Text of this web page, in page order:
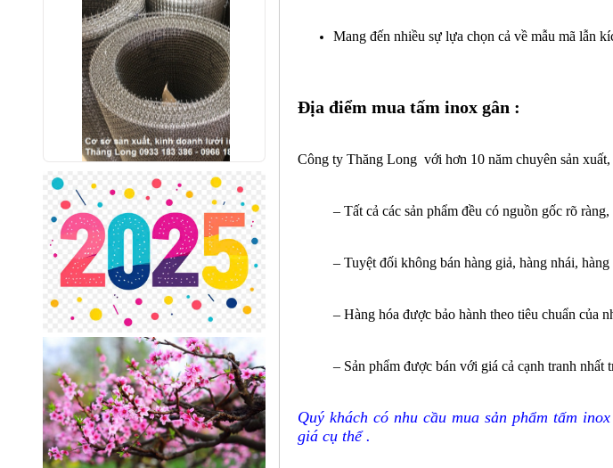
Lưới inox đan ô 7x7mm 304 TLG
Thăng Long khổ 1m
Mã SP: TLG030360-304
285.000 đ
Sàn inox chống trượt
Mã SP: inctcc03
Mang đến nhiều sự lựa chọn cả về mẫu mã lẫn
Địa điểm mua tấm inox gân :
Công ty Thăng Long với hơn 10 năm chuyên sản
– Tất cả các sản phẩm đều có nguồn gốc rõ
– Tuyệt đối không bán hàng giả, hàng nhái,
– Hàng hóa được bảo hành theo tiêu chuẩn của
– Sản phẩm được bán với giá cả cạnh tranh nhất
Quý khách có nhu cầu mua sản phẩm tấm
giá cụ thể .